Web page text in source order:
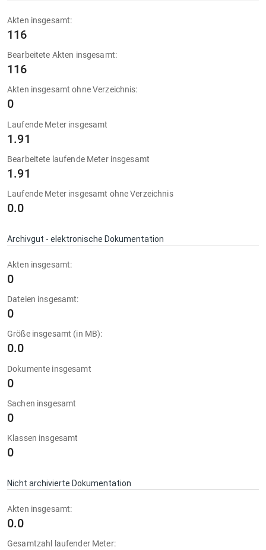
Akten insgesamt:
116
Bearbeitete Akten insgesamt:
116
Akten insgesamt ohne Verzeichnis:
0
Laufende Meter insgesamt
1.91
Bearbeitete laufende Meter insgesamt
1.91
Laufende Meter insgesamt ohne Verzeichnis
0.0
Archivgut - elektronische Dokumentation
Akten insgesamt:
0
Dateien insgesamt:
0
Größe insgesamt (in MB):
0.0
Dokumente insgesamt
0
Sachen insgesamt
0
Klassen insgesamt
0
Nicht archivierte Dokumentation
Akten insgesamt:
0.0
Gesamtzahl laufender Meter: